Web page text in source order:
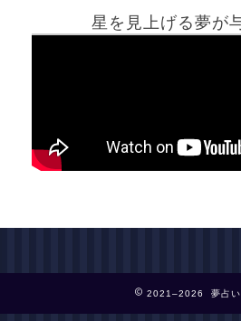
星を見上げる夢が
2021–2026 夢占い